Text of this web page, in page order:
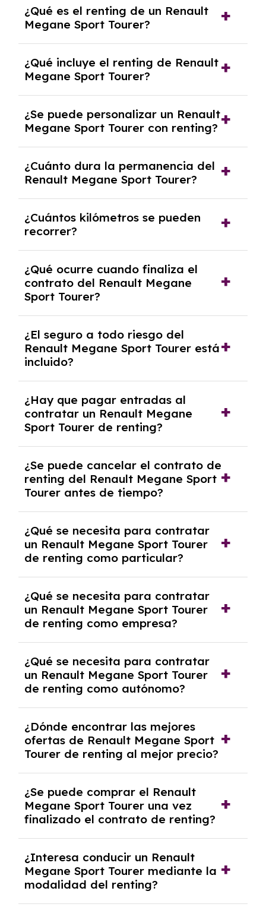
¿Qué es el renting de un Renault
Megane Sport Tourer?
es un contrato de alquiler a largo plazo en el
que pagas una cuota mensual fija por el uso
del coche durante un periodo determinado,
generalmente entre 2 y 5 años.
¿Qué incluye el renting de Renault
Megane Sport Tourer?
seguro a todo riesgo, mantenimiento,
reparaciones, impuestos, asistencia en
carretera y gestión de la documentación.
¿Se puede personalizar un Renault
Megane Sport Tourer con renting?
opciones y equipamiento adicional, siempre y
cuando lo pactes con la empresa de renting.
¿Cuánto dura la permanencia del
Renault Megane Sport Tourer?
renting, que normalmente varía entre 2 y 5
años.
¿Cuántos kilómetros se pueden
recorrer?
contrato y puede variar entre 10,000 y
30,000 km anuales. Si excedes ese límite,
puede haber un cargo adicional.
¿Qué ocurre cuando finaliza el
contrato del Renault Megane
Sport Tourer?
coche, renovarlo por uno nuevo o, en algunos
casos, comprarlo a un precio previamente
acordado.
¿El seguro a todo riesgo del
Renault Megane Sport Tourer está
incluido?
Megane Sport Tourer con el seguro a todo
riesgo sin franquicia incluido dentro de las
cuotas mensuales.
¿Hay que pagar entradas al
contratar un Renault Megane
Sport Tourer de renting?
tendrás que pagar ningún tipo de entrada
salvo en casos que lo exija el proveedor
debido al resultado del estudio de viabilidad
económica.
¿Se puede cancelar el contrato de
renting del Renault Megane Sport
Tourer antes de tiempo?
pero puede haber penalizaciones por
cancelación anticipada. Es importante revisar
las condiciones del contrato y hablar con un
experto que te asesore.
¿Qué se necesita para contratar
un Renault Megane Sport Tourer
de renting como particular?
y, en algunos casos, una consulta de solvencia
crediticia y un pago inicial.
¿Qué se necesita para contratar
un Renault Megane Sport Tourer
de renting como empresa?
documentación financiera y, en algunos
casos, un informe de solvencia de la empresa
y un pago inicial.
¿Qué se necesita para contratar
un Renault Megane Sport Tourer
de renting como autónomo?
autónomos, justificante de ingresos y, en
algunos casos, un informe fiscal y un pago
inicial.
¿Dónde encontrar las mejores
ofertas de Renault Megane Sport
Tourer de renting al mejor precio?
mejores ofertas de vehículos de renting con
todos los gastos incluidos y sin pagar
entradas.
¿Se puede comprar el Renault
Megane Sport Tourer una vez
finalizado el contrato de renting?
renting se puede adquirir el coche. En este
caso tendrán que analizar los años, la
cantidad de kilómetros recorridos y el coste
del mercado actual.
¿Interesa conducir un Renault
Megane Sport Tourer mediante la
modalidad del renting?